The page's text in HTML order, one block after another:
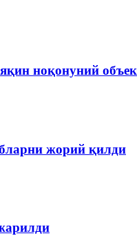
ноқонуний
жорий қилди